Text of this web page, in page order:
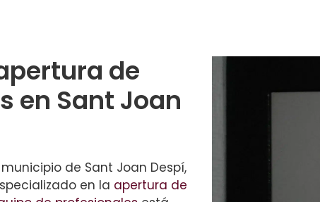
de
en Sant Joan
de Sant Joan Despí,
en la apertura de